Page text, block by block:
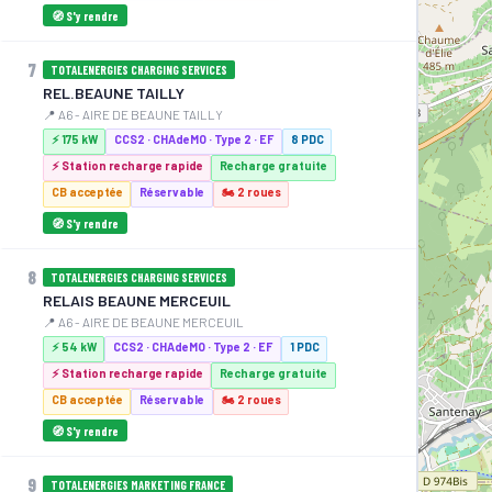
🧭 S'y rendre
7 TOTALENERGIES CHARGING SERVICES
REL.BEAUNE TAILLY
📍 A6 - AIRE DE BEAUNE TAILLY
⚡ 175 kW CCS2 · CHAdeMO · Type 2 · EF
8 PDC
⚡ Station recharge rapide
Recharge gratuite
CB acceptée
Réservable 🏍️ 2 roues
🧭 S'y rendre
8 TOTALENERGIES CHARGING SERVICES
RELAIS BEAUNE MERCEUIL
📍 A6 - AIRE DE BEAUNE MERCEUIL
⚡ 54 kW CCS2 · CHAdeMO · Type 2 · EF
1 PDC
⚡ Station recharge rapide
Recharge gratuite
CB acceptée
Réservable 🏍️ 2 roues
🧭 S'y rendre
9 TOTALENERGIES MARKETING FRANCE